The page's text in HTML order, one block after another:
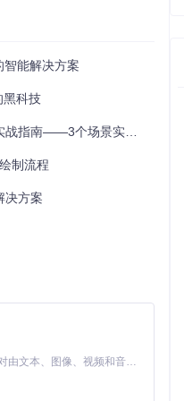
则可将表单填写时间从
智能解决方案
黑科技
场景实现85%工作效率提升
制流程
决方案
MiniMax H3 是一个通用的全模态生成系统。它支持对由文本、图像、视频和音频组成的多模态上下文进行统一理解，并能生成分辨率高达 2K、时长可达 15 秒的带原生立体声音频的视频。得益于面向任务泛化的系统设计，H3 在预训练阶段就已具备广泛的多模态上下文理解与生成能力，能够出色地执行复杂的多模态指令。